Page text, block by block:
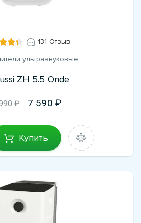
131 Отзыв
ультразвуковые
ZH 5.5 Onde
₽ 7 590
Купить